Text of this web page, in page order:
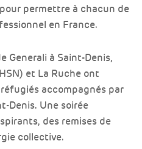
permettre à chacun de
en France.
Generali à Saint-Denis,
et La Ruche ont
accompagnés par
Denis. Une soirée
des remises de
collective.